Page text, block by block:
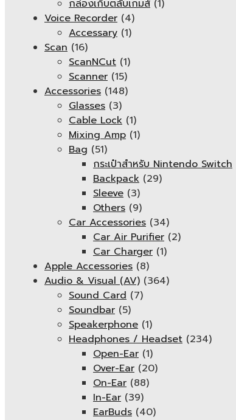
กล่องเก็บตลับเกมส์ (1)
Voice Recorder (4)
Accessary (1)
Scan (16)
ScanNCut (1)
Scanner (15)
Accessories (148)
Glasses (3)
Cable Lock (1)
Mixing Amp (1)
Bag (51)
กระเป๋าสำหรับ Nintendo Switch
Backpack (29)
Sleeve (3)
Others (9)
Car Accessories (34)
Car Air Purifier (2)
Car Charger (1)
Apple Accessories (8)
Audio & Visual (AV) (364)
Sound Card (7)
Soundbar (5)
Speakerphone (1)
Headphones / Headset (234)
Open-Ear (1)
Over-Ear (20)
On-Ear (88)
In-Ear (39)
EarBuds (40)